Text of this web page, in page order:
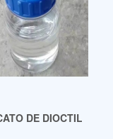
ecuador
DE DIOCTILO